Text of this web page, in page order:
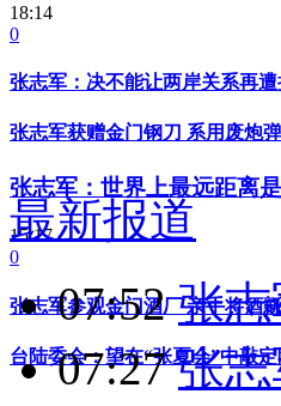
18:14
0
张志军：决不能让两岸关系再
张志军获赠金门钢刀 系用废炮
张志军：世界上最远距离
15:17
0
张志军参观金门酒厂 亲手将酒
台陆委会：望在“张夏会”中敲
最新报道
07:52 张
07:27 张